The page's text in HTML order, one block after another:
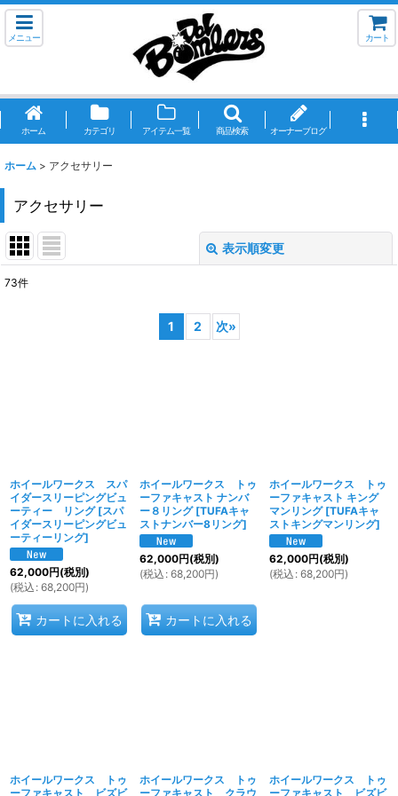
メニュー カート
ホーム カテゴリ アイテム一覧 商品検索 オーナーブログ
ホーム > アクセサリー
アクセサリー
表示順変更
73件
1 2 次»
ホイールワークス スパ
イダースリーピングビュ
ーティー リング [スパ
イダースリーピングビュ
ーティーリング]
62,000円(税別)
(税込 : 68,200円)
カートに入れる
ホイールワークス トゥ
ーファキャスト ナンバ
ー８リング [TUFAキャ
ストナンバー8リング]
62,000円(税別)
(税込 : 68,200円)
カートに入れる
ホイールワークス トゥ
ーファキャスト キング
マンリング [TUFAキャ
ストキングマンリング]
62,000円(税別)
(税込 : 68,200円)
ホイールワークス トゥ
ーファキャスト ビズビ
ホイールワークス トゥ
ーファキャスト クラウ
ホイールワークス トゥ
ーファキャスト ビズビ